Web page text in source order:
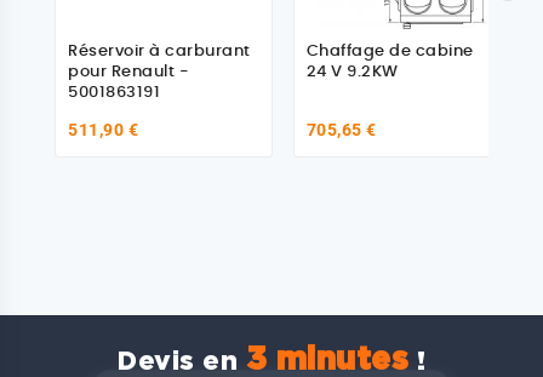
Réservoir à carburant
pour Renault -
5001863191
511,90 €
Chaffage de cabine
24 V 9.2KW
705,65 €
Devis en 3 minutes !